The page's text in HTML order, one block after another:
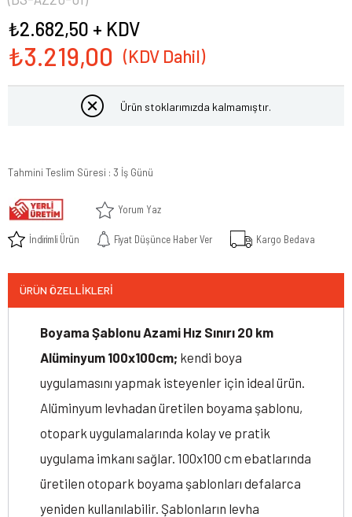
₺3.219,00
₺2.682,50 + KDV
Ürün stoklarımızda kalmamıştır.
Tahmini Teslim Süresi : 3 İş Günü
Yorum Yaz
İndirimli Ürün Fiyat Düşünce Haber Ver Kargo Bedava
ÜRÜN ÖZELLIKLERI
Boyama Şablonu Azami Hız Sınırı 20 km
Alüminyum 100x100cm; kendi boya
uygulamasını yapmak isteyenler için ideal ürün.
Alüminyum levhadan üretilen boyama şablonu,
otopark uygulamalarında kolay ve pratik
uygulama imkanı sağlar. 100x100 cm ebatlarında
üretilen otopark boyama şablonları defalarca
yeniden kullanılabilir. Şablonların levha